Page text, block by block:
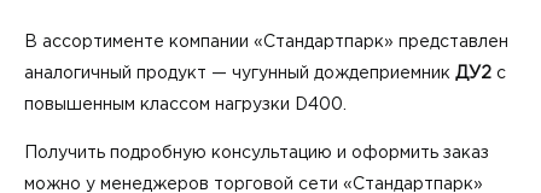
В ассортименте компании «Стандартпарк» представлен
аналогичный продукт — чугунный дождеприемник ДУ2 с
повышенным классом нагрузки D400.
Получить подробную консультацию и оформить заказ
можно у менеджеров торговой сети «Стандартпарк»